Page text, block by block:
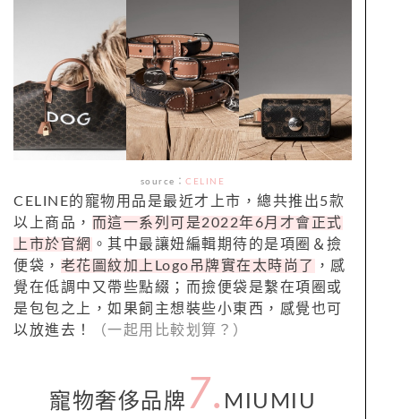
source：CELINE
CELINE的寵物用品是最近才上市，總共推出5款
以上商品， 而這一系列可是2022年6月才會正式
上市於官網 。其中最讓妞編輯期待的是項圈＆撿
便袋， 老花圖紋加上Logo吊牌實在太時尚了
，感
覺在低調中又帶些點綴；而撿便袋是繫在項圈或
是包包之上，如果飼主想裝些小東西，感覺也可
以放進去！
（一起用比較划算？）
寵物奢侈品牌 7. MIUMIU